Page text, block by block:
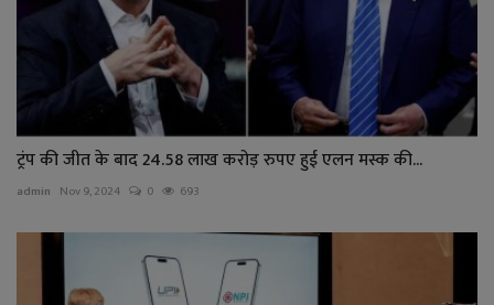
ट्रंप की जीत के बाद 24.58 लाख करोड़ रुपए हुई एलन मस्क की...
admin Nov 9, 2024 0 693